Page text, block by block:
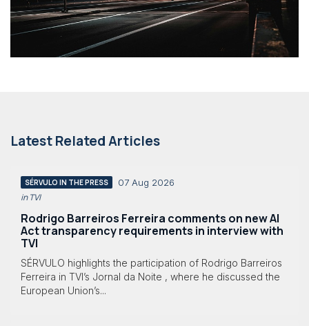
Latest Related Articles
SÉRVULO IN THE PRESS 07 Aug 2026
in TVI
Rodrigo Barreiros Ferreira comments on new AI
Act transparency requirements in interview with
TVI
SÉRVULO highlights the participation of Rodrigo Barreiros
Ferreira in TVI’s Jornal da Noite , where he discussed the
European Union’s...